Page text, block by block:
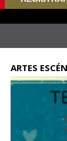
ARTES